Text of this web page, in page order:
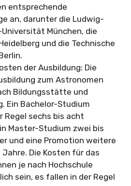
entsprechende
an, darunter die Ludwig-
München, die
und die Technische
der Ausbildung: Die
zum Astronomen
Bildungsstätte und
Ein Bachelor-Studium
Regel sechs bis acht
Master-Studium zwei bis
und eine Promotion weitere
Die Kosten für das
je nach Hochschule
sein, es fallen in der Regel